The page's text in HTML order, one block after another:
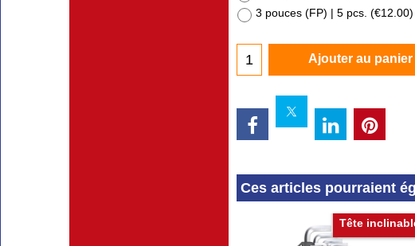
3 pouces (FP) | 5 pcs. (€12.00)
Ajouter au panier
Ces articles pourraient
Tête